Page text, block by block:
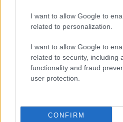
I want to allow Google to
related to personalization.
I want to allow Google to
related to security, including
functionality and fraud
user protection.
CONFIRM
Ανοικτές 1.779
Δημόσιο (χωρίς
Πυροσβεστική
κανονισμός για
εκπαίδευση